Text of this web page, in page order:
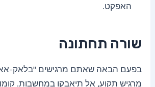
האפקט.
שורה תחתונה
בפעם הבאה שאתם מרגישים "בלאק-
מרגיש תקוע, אל תיאבקו במחשבות.